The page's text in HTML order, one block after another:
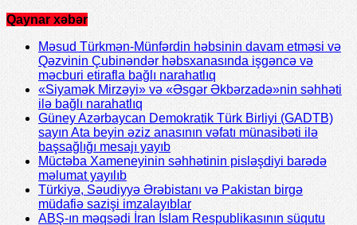
Qaynar xəbər
Məsud Türkmən-Münfərdin həbsinin davam etməsi və
Qəzvinin Çubinəndər həbsxanasında işgəncə və
məcburi etirafla bağlı narahatlıq
«Siyamək Mirzəyi» və «Əsgər Əkbərzadə»nin səhhəti
ilə bağlı narahatlıq
Güney Azərbaycan Demokratik Türk Birliyi (GADTB)
sayın Ata beyin əziz anasının vəfatı münasibəti ilə
başsağlığı mesajı yayıb
Müctəba Xameneyinin səhhətinin pisləşdiyi barədə
məlumat yayılıb
Türkiyə, Səudiyyə Ərəbistanı və Pakistan birgə
müdafiə sazişi imzalayıblar
ABŞ-ın məqsədi İran İslam Respublikasının süqutu